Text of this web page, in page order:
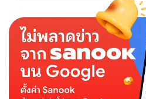
กับ
ทรง
เซ็กซี่